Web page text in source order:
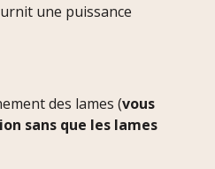
une puissance
des lames (vous
sans que les lames